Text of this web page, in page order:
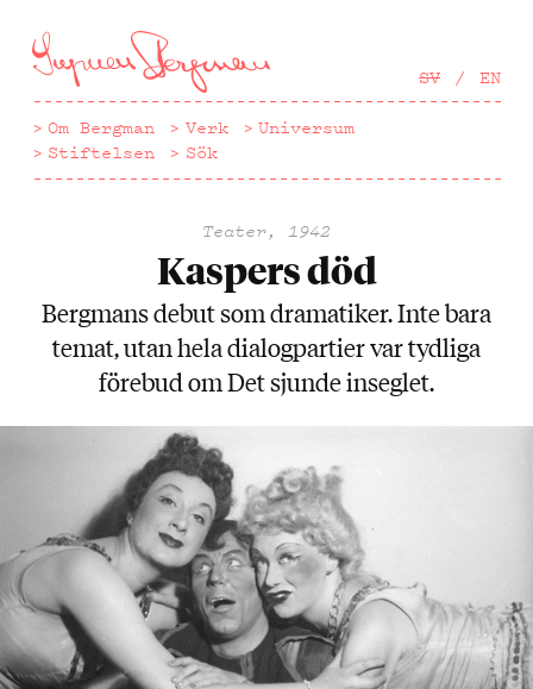
till
huvudinnehåll
SV EN
Om Bergman Verk
Universum
Stiftelsen
Sök
Teater, 1942
Kaspers död
Bergmans debut som dramatiker. Inte bara
temat, utan hela dialogpartier var tydliga
förebud om Det sjunde inseglet.